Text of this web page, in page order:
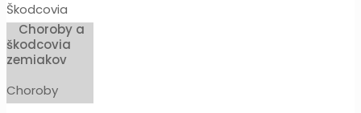
Škodcovia
Choroby a
škodcovia
zemiakov
Choroby